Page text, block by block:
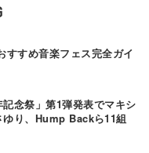
すすめ音楽フェス完全ガイ
記念祭」第1弾発表でマキシ
り、Hump Backら11組